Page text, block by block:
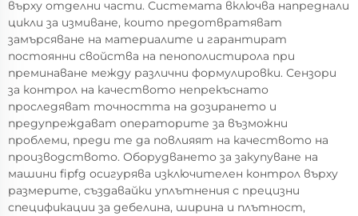
върху отделни части. Системата включва напреднали
цикли за измиване, които предотвратяват
замърсяване на материалите и гарантират
постоянни свойства на пенополистирола при
преминаване между различни формулировки. Сензори
за контрол на качеството непрекъснато
проследяват точността на дозирането и
предупреждават операторите за възможни
проблеми, преди те да повлияят на качеството на
производството. Оборудването за закупуване на
машини fipfg осигурява изключителен контрол върху
размерите, създавайки уплътнения с прецизни
спецификации за дебелина, ширина и плътност,